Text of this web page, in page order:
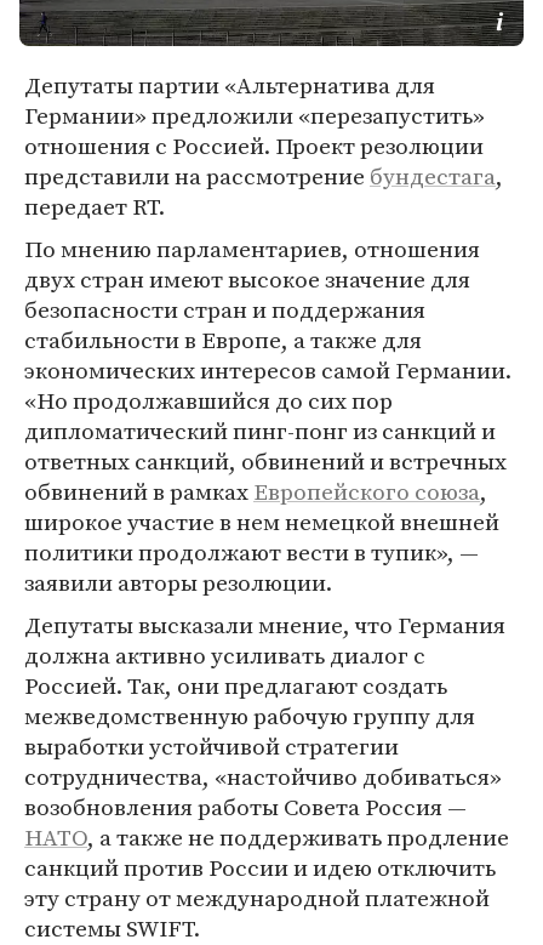
Депутаты партии «Альтернатива для
Германии» предложили «перезапустить»
отношения с Россией. Проект резолюции
представили на рассмотрение бундестага,
передает RT.
По мнению парламентариев, отношения
двух стран имеют высокое значение для
безопасности стран и поддержания
стабильности в Европе, а также для
экономических интересов самой Германии.
«Но продолжавшийся до сих пор
дипломатический пинг-понг из санкций и
ответных санкций, обвинений и встречных
обвинений в рамкахЕвропейского союза,
широкое участие в нем немецкой внешней
политики продолжают вести в тупик», —
заявили авторы резолюции.
Депутаты высказали мнение, что Германия
должна активно усиливать диалог с
Россией. Так, они предлагают создать
межведомственную рабочую группу для
выработки устойчивой стратегии
сотрудничества, «настойчиво добиваться»
возобновления работы Совета Россия —
НАТО, а также не поддерживать продление
санкций против России и идею отключить
эту страну от международной платежной
системы SWIFT.